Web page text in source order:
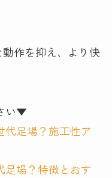
作を抑え、より快
い▼
代足場？施工性ア
足場？特徴とおす